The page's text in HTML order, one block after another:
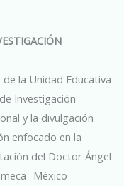
la Unidad Educativa
Investigación
y la divulgación
enfocado en la
del Doctor Ángel
México